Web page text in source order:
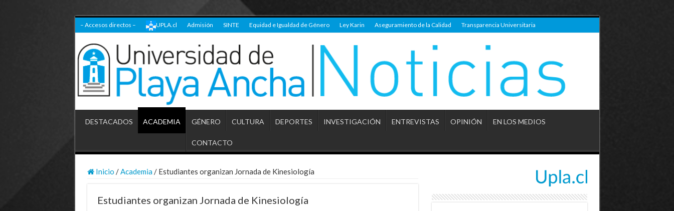
– Accesos directos – UPLA.cl Admisión SINTE Equidad e Igualdad de Género Ley Karin Aseguramiento de la Calidad Transparencia Universitaria
DESTACADOS ACADEMIA GÉNERO CULTURA DEPORTES INVESTIGACIÓN ENTREVISTAS OPINIÓN EN LOS MEDIOS
CONTACTO
Inicio / Academia / Estudiantes organizan Jornada de Kinesiología
Estudiantes organizan Jornada de Kinesiología